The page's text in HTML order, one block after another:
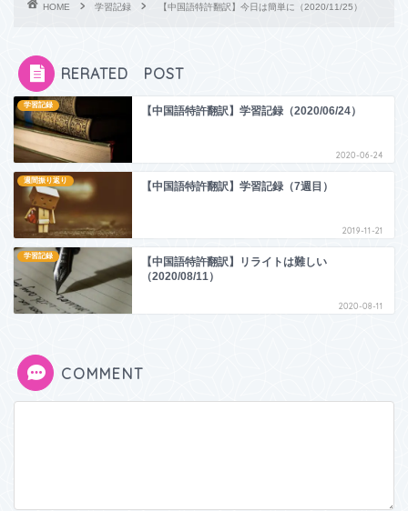
HOME 学習記録 【中国語特許翻訳】今日は簡単に（2020/11/25）
RERATED POST
学習記録 【中国語特許翻訳】学習記録（2020/06/24）
2020-06-24
週間振り返り 【中国語特許翻訳】学習記録（7週目）
2019-11-21
学習記録
【中国語特許翻訳】リライトは難しい
（2020/08/11）
2020-08-11
COMMENT